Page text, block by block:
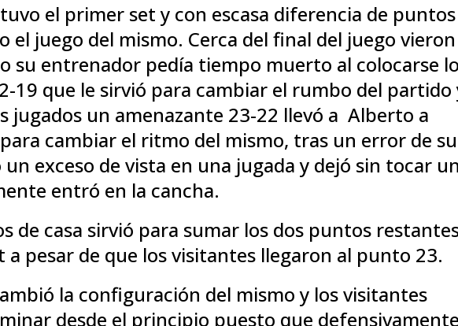
el primer set y con escasa diferencia de puntos
el juego del mismo. Cerca del final del juego vieron
su entrenador pedía tiempo muerto al colocarse
19 que le sirvió para cambiar el rumbo del partido
jugados un amenazante 23-22 llevó a Alberto a
cambiar el ritmo del mismo, tras un error de su
exceso de vista en una jugada y dejó sin tocar un
entró en la cancha.
de casa sirvió para sumar los dos puntos
a pesar de que los visitantes llegaron al punto 23.
la configuración del mismo y los visitantes
desde el principio puesto que defensivamente